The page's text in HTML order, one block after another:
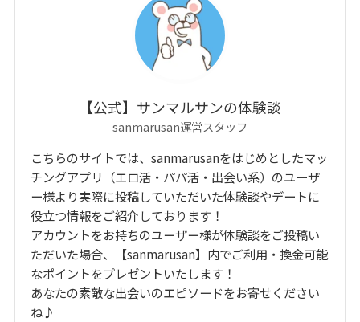
【公式】サンマルサンの体験談
sanmarusan運営スタッフ
こちらのサイトでは、sanmarusanをはじめとしたマッ
チングアプリ（エロ活・パパ活・出会い系）のユーザ
ー様より実際に投稿していただいた体験談やデートに
役立つ情報をご紹介しております！
アカウントをお持ちのユーザー様が体験談をご投稿い
ただいた場合、【sanmarusan】内でご利用・換金可能
なポイントをプレゼントいたします！
あなたの素敵な出会いのエピソードをお寄せください
ね♪